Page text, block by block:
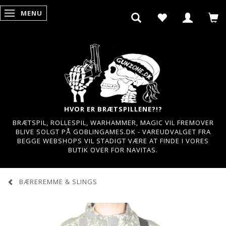
SKIFTE NAVIGATION
MENU
HVOR ER BRÆTSPILLENE?!?
BRÆTSPIL, ROLLESPIL, WARHAMMER, MAGIC VIL FREMOVER
BLIVE SOLGT PÅ GOBLINGAMES.DK - VAREUDVALGET FRA
BEGGE WEBSHOPS VIL STADIGT VÆRE AT FINDE I VORES
BUTIK OVER FOR NAVITAS.
BÆREREMME & SLINGS